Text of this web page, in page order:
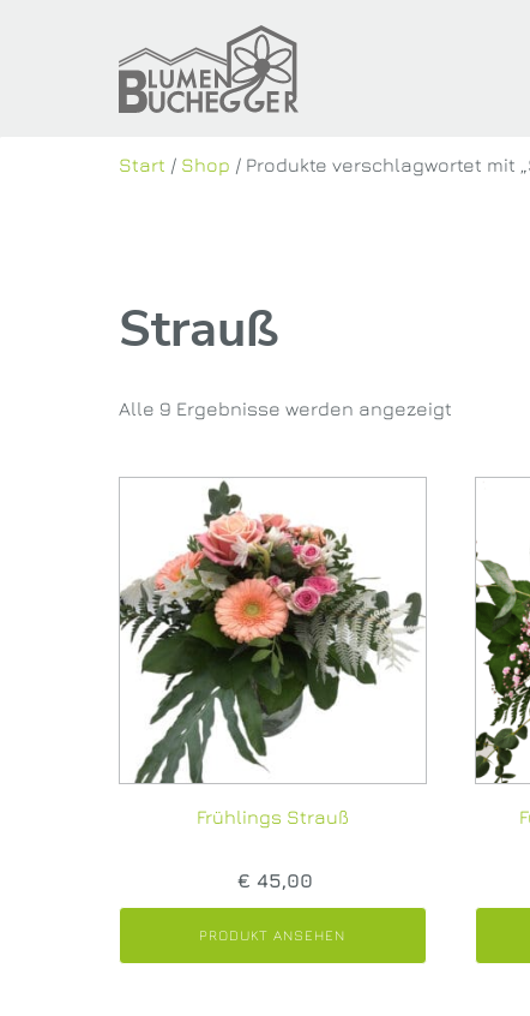
Start / Shop / Produkte verschlagwortet mit
Strauß
Alle 9 Ergebnisse werden angezeigt
Frühlings Strauß
€ 45,00
PRODUKT ANSEHEN